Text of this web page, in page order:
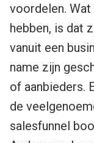
voordelen.
hebben, is dat
vanuit een
name zijn
of aanbieders.
de
salesfunnel